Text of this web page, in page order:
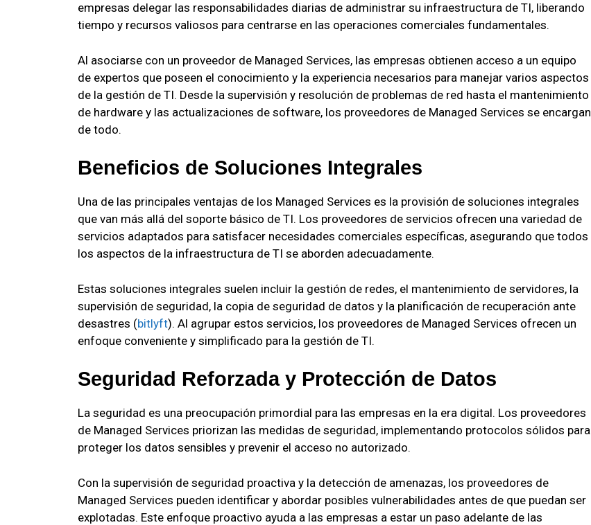
empresas delegar las responsabilidades diarias de administrar su infraestructura de TI, liberando
tiempo y recursos valiosos para centrarse en las operaciones comerciales fundamentales.
Al asociarse con un proveedor de Managed Services, las empresas obtienen acceso a un equipo
de expertos que poseen el conocimiento y la experiencia necesarios para manejar varios aspectos
de la gestión de TI. Desde la supervisión y resolución de problemas de red hasta el mantenimiento
de hardware y las actualizaciones de software, los proveedores de Managed Services se encargan
de todo.
Beneficios de Soluciones Integrales
Una de las principales ventajas de los Managed Services es la provisión de soluciones integrales
que van más allá del soporte básico de TI. Los proveedores de servicios ofrecen una variedad de
servicios adaptados para satisfacer necesidades comerciales específicas, asegurando que todos
los aspectos de la infraestructura de TI se aborden adecuadamente.
Estas soluciones integrales suelen incluir la gestión de redes, el mantenimiento de servidores, la
supervisión de seguridad, la copia de seguridad de datos y la planificación de recuperación ante
desastres (bitlyft). Al agrupar estos servicios, los proveedores de Managed Services ofrecen un
enfoque conveniente y simplificado para la gestión de TI.
Seguridad Reforzada y Protección de Datos
La seguridad es una preocupación primordial para las empresas en la era digital. Los proveedores
de Managed Services priorizan las medidas de seguridad, implementando protocolos sólidos para
proteger los datos sensibles y prevenir el acceso no autorizado.
Con la supervisión de seguridad proactiva y la detección de amenazas, los proveedores de
Managed Services pueden identificar y abordar posibles vulnerabilidades antes de que puedan ser
explotadas. Este enfoque proactivo ayuda a las empresas a estar un paso adelante de las